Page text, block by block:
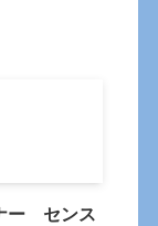
ー センス